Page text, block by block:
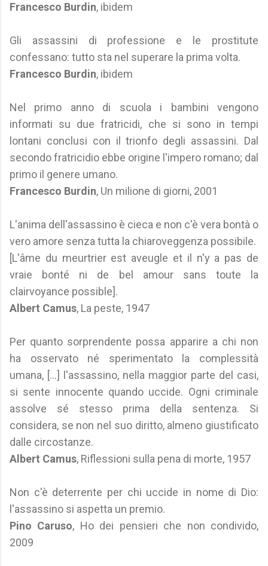
Francesco Burdin, ibidem
Gli assassini di professione e le prostitute
confessano: tutto sta nel superare la prima volta.
Francesco Burdin, ibidem
Nel primo anno di scuola i bambini vengono
informati su due fratricidi, che si sono in tempi
lontani conclusi con il trionfo degli assassini. Dal
secondo fratricidio ebbe origine l'impero romano; dal
primo il genere umano.
Francesco Burdin, Un milione di giorni, 2001
L'anima dell'assassino è cieca e non c'è vera bontà o
vero amore senza tutta la chiaroveggenza possibile.
[L'âme du meurtrier est aveugle et il n'y a pas de
vraie bonté ni de bel amour sans toute la
clairvoyance possible].
Albert Camus, La peste, 1947
Per quanto sorprendente possa apparire a chi non
ha osservato né sperimentato la complessità
umana, [...] l'assassino, nella maggior parte del casi,
si sente innocente quando uccide. Ogni criminale
assolve sé stesso prima della sentenza. Si
considera, se non nel suo diritto, almeno giustificato
dalle circostanze.
Albert Camus, Riflessioni sulla pena di morte, 1957
Non c'è deterrente per chi uccide in nome di Dio:
l'assassino si aspetta un premio.
Pino Caruso, Ho dei pensieri che non condivido,
2009